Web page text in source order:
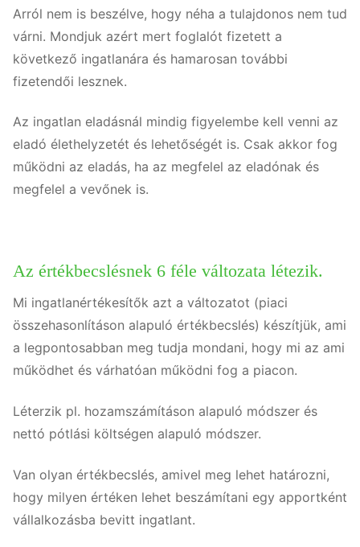
Arról nem is beszélve, hogy néha a tulajdonos nem tud
várni. Mondjuk azért mert foglalót fizetett a
következő ingatlanára és hamarosan további
fizetendői lesznek.
Az ingatlan eladásnál mindig figyelembe kell venni az
eladó élethelyzetét és lehetőségét is. Csak akkor fog
működni az eladás, ha az megfelel az eladónak és
megfelel a vevőnek is.
Az értékbecslésnek 6 féle változata létezik.
Mi ingatlanértékesítők azt a változatot (piaci
összehasonlításon alapuló értékbecslés) készítjük, ami
a legpontosabban meg tudja mondani, hogy mi az ami
működhet és várhatóan működni fog a piacon.
Léterzik pl. hozamszámításon alapuló módszer és
nettó pótlási költségen alapuló módszer.
Van olyan értékbecslés, amivel meg lehet határozni,
hogy milyen értéken lehet beszámítani egy apportként
vállalkozásba bevitt ingatlant.